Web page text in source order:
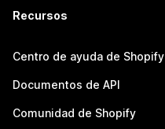
Recursos
Centro de ayuda de Shopify
Documentos de API
Comunidad de Shopify